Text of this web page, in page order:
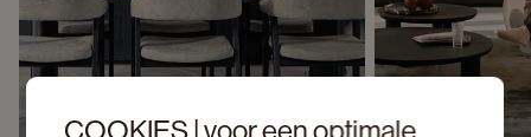
COOKIES | voor een optimale